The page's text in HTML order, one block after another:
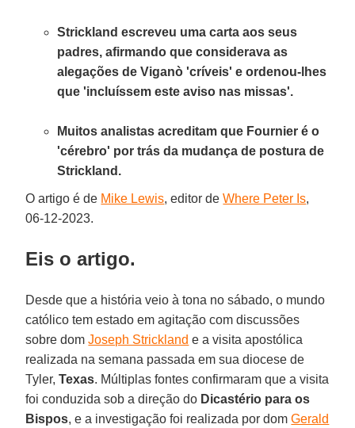
Strickland escreveu uma carta aos seus
padres, afirmando que considerava as
alegações de Viganò 'críveis' e ordenou-lhes
que 'incluíssem este aviso nas missas'.
Muitos analistas acreditam que Fournier é o
'cérebro' por trás da mudança de postura de
Strickland.
O artigo é de Mike Lewis, editor deWhere Peter Is,
06-12-2023.
Eis o artigo.
Desde que a história veio à tona no sábado, o mundo
católico tem estado em agitação com discussões
sobre domJoseph Strickland e a visita apostólica
realizada na semana passada em sua diocese de
Tyler,Texas. Múltiplas fontes confirmaram que a visita
foi conduzida sob a direção do Dicastério para os
Bispos, e a investigação foi realizada por domGerald